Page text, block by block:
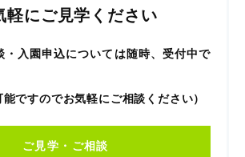
軽にご見学ください
・入園申込については随時、受付中で
能ですのでお気軽にご相談ください）
ご見学・ご相談